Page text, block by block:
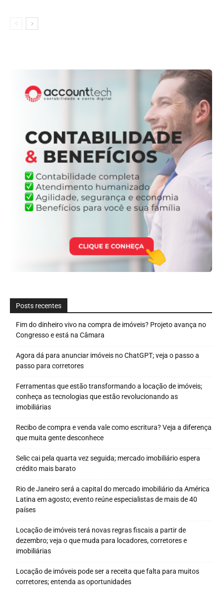
Posts recentes
Fim do dinheiro vivo na compra de imóveis? Projeto avança no
Congresso e está na Câmara
Agora dá para anunciar imóveis no ChatGPT; veja o passo a
passo para corretores
Ferramentas que estão transformando a locação de imóveis;
conheça as tecnologias que estão revolucionando as
imobiliárias
Recibo de compra e venda vale como escritura? Veja a diferença
que muita gente desconhece
Selic cai pela quarta vez seguida; mercado imobiliário espera
crédito mais barato
Rio de Janeiro será a capital do mercado imobiliário da América
Latina em agosto; evento reúne especialistas de mais de 40
países
Locação de imóveis terá novas regras fiscais a partir de
dezembro; veja o que muda para locadores, corretores e
imobiliárias
Locação de imóveis pode ser a receita que falta para muitos
corretores; entenda as oportunidades